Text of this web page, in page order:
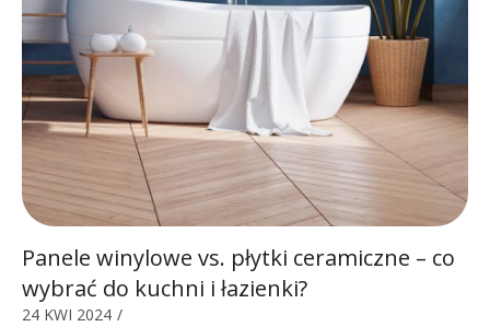
Panele winylowe vs. płytki ceramiczne – co
wybrać do kuchni i łazienki?
24 KWI 2024 /